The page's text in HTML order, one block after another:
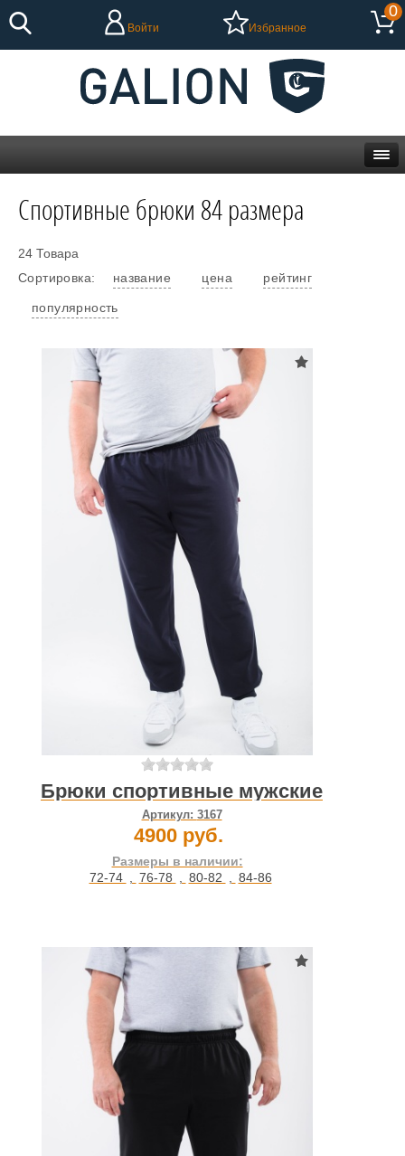
Войти Избранное
0
Спортивные брюки 84 размера
Сортировка: название цена рейтинг
популярность
24 Товара
Брюки спортивные мужские
Артикул: 3167
4900 руб.
Размеры в наличии:
72-74 , 76-78 , 80-82 , 84-86